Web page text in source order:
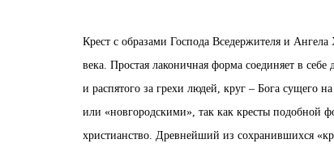
Крест с образами Господа Вседержителя и
века. Простая лаконичная форма соединяет в
и распятого за грехи людей, круг – Бога сущего
или «новгородскими», так как кресты подобной
христианство. Древнейший из сохранившихся